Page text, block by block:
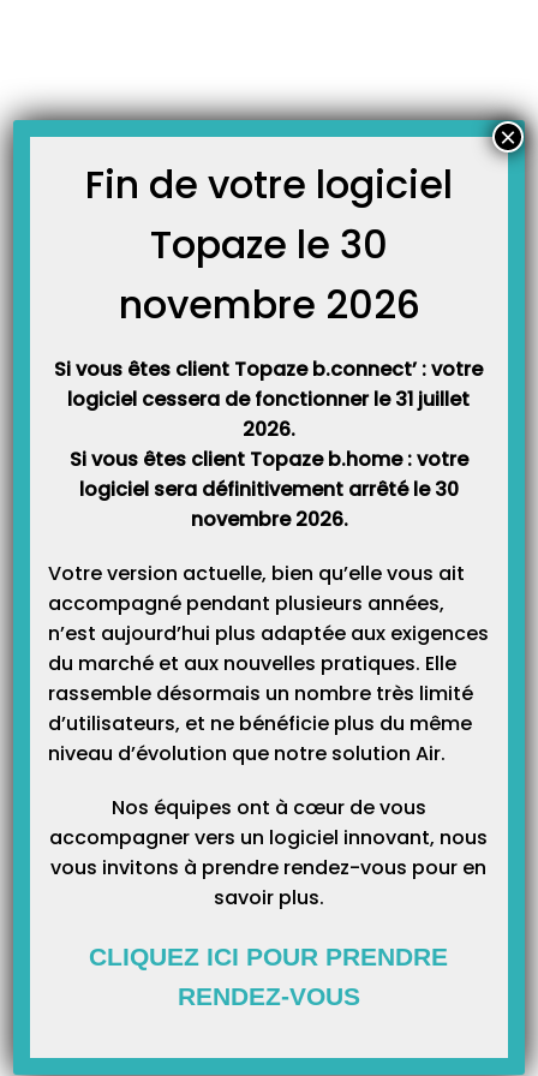
À LA UNE
Télétransmission : erreur lors de l’envoi du message (-17)
UNIQUEMENT avec Orange/Wanadoo
Depuis quelques jours, les serveurs de Wanadoo Santé (Orange) rencontrent
quelques perturbations. En insistant plus tard la télétransmission, cela doit
revenir à la normale. Si vous avez une impératif de télétransmission, vous
logiciel en saisissant : smtp.orange.fr Selon la…
Catégories
Catégories
Fin de votre logiciel
Topaze le 30
novembre 2026
Si vous êtes client Topaze b.connect’ : votre
logiciel cessera de fonctionner le 31 juillet
2026.
Si vous êtes client Topaze b.home : votre
logiciel sera définitivement arrêté le 30
novembre 2026.
Votre version actuelle, bien qu’elle vous ait
accompagné pendant plusieurs années,
n’est aujourd’hui plus adaptée aux exigences
du marché et aux nouvelles pratiques. Elle
rassemble désormais un nombre très limité
d’utilisateurs, et ne bénéficie plus du même
niveau d’évolution que notre solution Air.
Nos équipes ont à cœur de vous
accompagner vers un logiciel innovant, nous
vous invitons à prendre rendez-vous pour en
savoir plus.
CLIQUEZ ICI POUR PRENDRE
RENDEZ-VOUS
×